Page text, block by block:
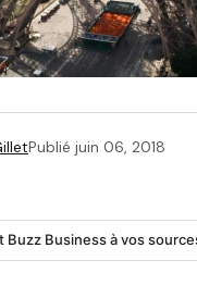
Publié juin 06, 2018
Buzz Business à vos